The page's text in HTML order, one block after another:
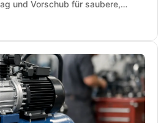
und Vorschub für saubere,